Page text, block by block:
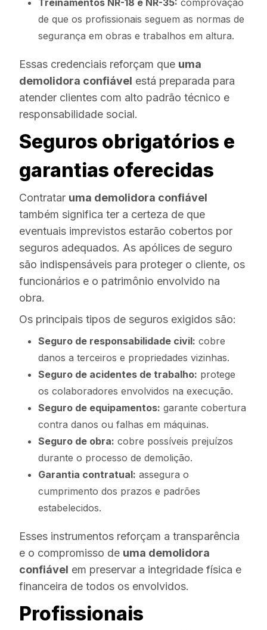
Treinamentos NR-18 e NR-35: comprovação
de que os profissionais seguem as normas de
segurança em obras e trabalhos em altura.
Essas credenciais reforçam que uma
demolidora confiável está preparada para
atender clientes com alto padrão técnico e
responsabilidade social.
Seguros obrigatórios e
garantias oferecidas
Contratar uma demolidora confiável
também significa ter a certeza de que
eventuais imprevistos estarão cobertos por
seguros adequados. As apólices de seguro
são indispensáveis para proteger o cliente, os
funcionários e o patrimônio envolvido na
obra.
Os principais tipos de seguros exigidos são:
Seguro de responsabilidade civil: cobre
danos a terceiros e propriedades vizinhas.
Seguro de acidentes de trabalho: protege
os colaboradores envolvidos na execução.
Seguro de equipamentos: garante cobertura
contra danos ou falhas em máquinas.
Seguro de obra: cobre possíveis prejuízos
durante o processo de demolição.
Garantia contratual: assegura o
cumprimento dos prazos e padrões
estabelecidos.
Esses instrumentos reforçam a transparência
e o compromisso de uma demolidora
confiável em preservar a integridade física e
financeira de todos os envolvidos.
Profissionais